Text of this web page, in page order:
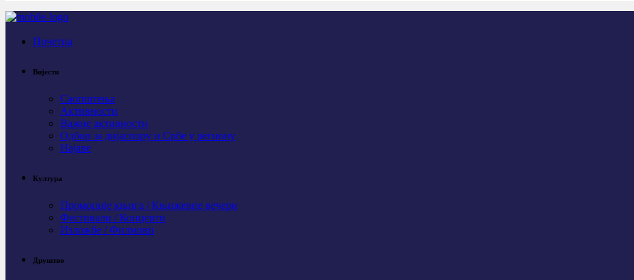
Почетна
Вијести
Саопштења
Активности
Важне активности
Одбор за дијаспору и Србе у региону
Најаве
Култура
Промоције књига / Књижевне вечери
Фестивали / Концерти
Изложбе / Филмови
Друштво